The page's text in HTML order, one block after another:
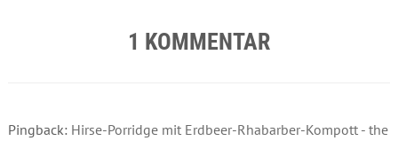
1 KOMMENTAR
Pingback: Hirse-Porridge mit Erdbeer-Rhabarber-Kompott - the